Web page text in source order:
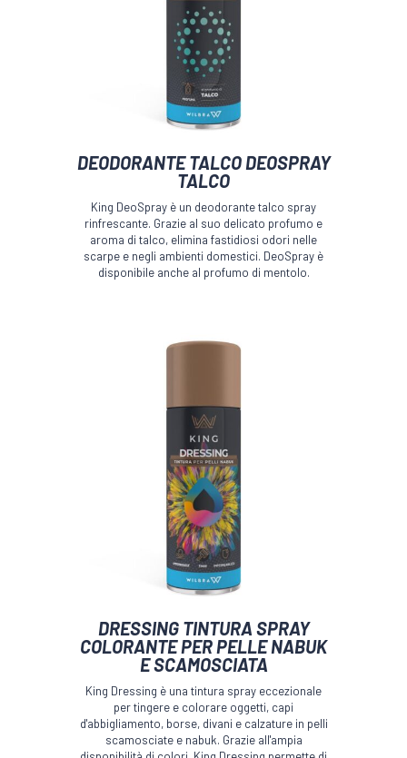
DEODORANTE TALCO DEOSPRAY
TALCO
King DeoSpray è un deodorante talco spray
rinfrescante. Grazie al suo delicato profumo e
aroma di talco, elimina fastidiosi odori nelle
scarpe e negli ambienti domestici. DeoSpray è
disponibile anche al profumo di mentolo.
prodotto
varianti.
opzioni
possono
DRESSING TINTURA SPRAY
COLORANTE PER PELLE NABUK
E SCAMOSCIATA
King Dressing è una tintura spray eccezionale
per tingere e colorare oggetti, capi
d'abbigliamento, borse, divani e calzature in pelli
scamosciate e nabuk. Grazie all'ampia